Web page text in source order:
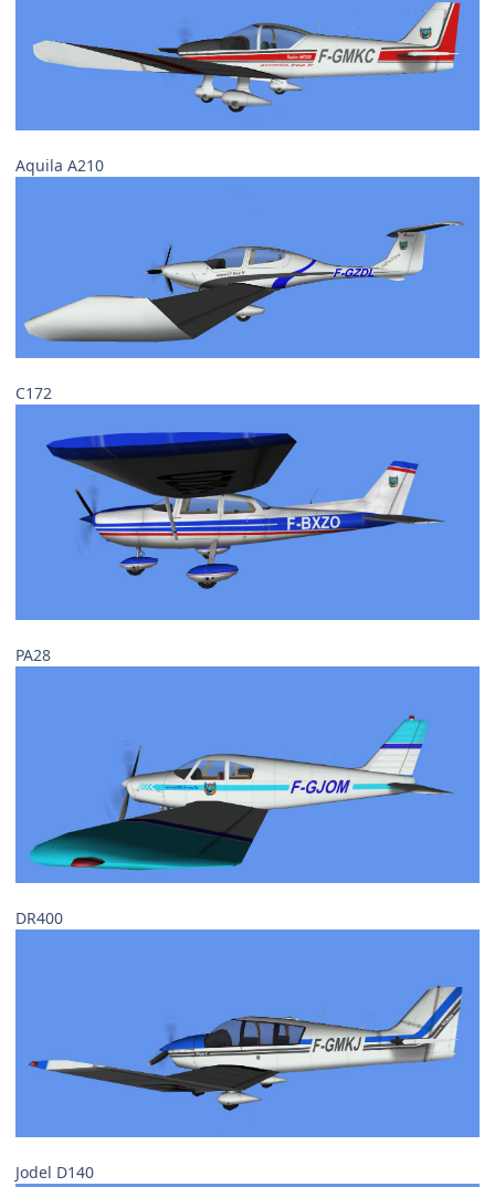
Aquila A210
C172
PA28
DR400
Jodel D140